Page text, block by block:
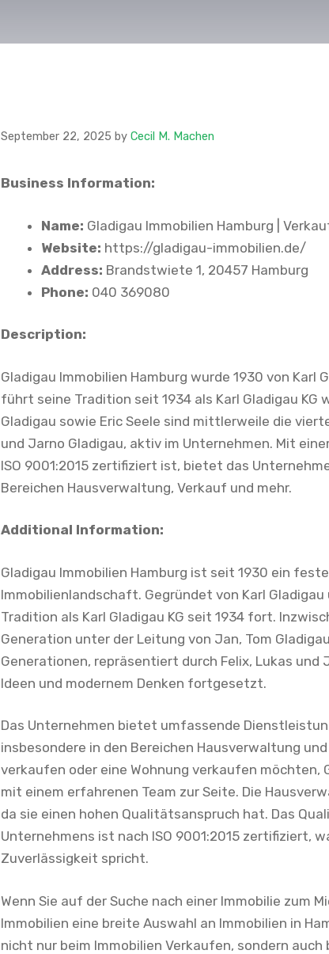
September 22, 2025 by Cecil M. Machen
Business Information:
Name: Gladigau Immobilien Hamburg |
Website: https://gladigau-immobilien.de/
Address: Brandstwiete 1, 20457 Hamburg
Phone: 040 369080
Description:
Gladigau Immobilien Hamburg wurde 1930 von
führt seine Tradition seit 1934 als Karl Gladigau KG
Gladigau sowie Eric Seele sind mittlerweile die
und Jarno Gladigau, aktiv im Unternehmen. Mit
ISO 9001:2015 zertifiziert ist, bietet das
Bereichen Hausverwaltung, Verkauf und mehr.
Additional Information:
Gladigau Immobilien Hamburg ist seit 1930 ein
Immobilienlandschaft. Gegründet von Karl
Tradition als Karl Gladigau KG seit 1934 fort.
Generation unter der Leitung von Jan, Tom
Generationen, repräsentiert durch Felix, Lukas und
Ideen und modernem Denken fortgesetzt.
Das Unternehmen bietet umfassende
insbesondere in den Bereichen Hausverwaltung
verkaufen oder eine Wohnung verkaufen möchten,
mit einem erfahrenen Team zur Seite. Die
da sie einen hohen Qualitätsanspruch hat. Das
Unternehmens ist nach ISO 9001:2015 zertifiziert,
Zuverlässigkeit spricht.
Wenn Sie auf der Suche nach einer Immobilie zum
Immobilien eine breite Auswahl an Immobilien in
nicht nur beim Immobilien Verkaufen, sondern